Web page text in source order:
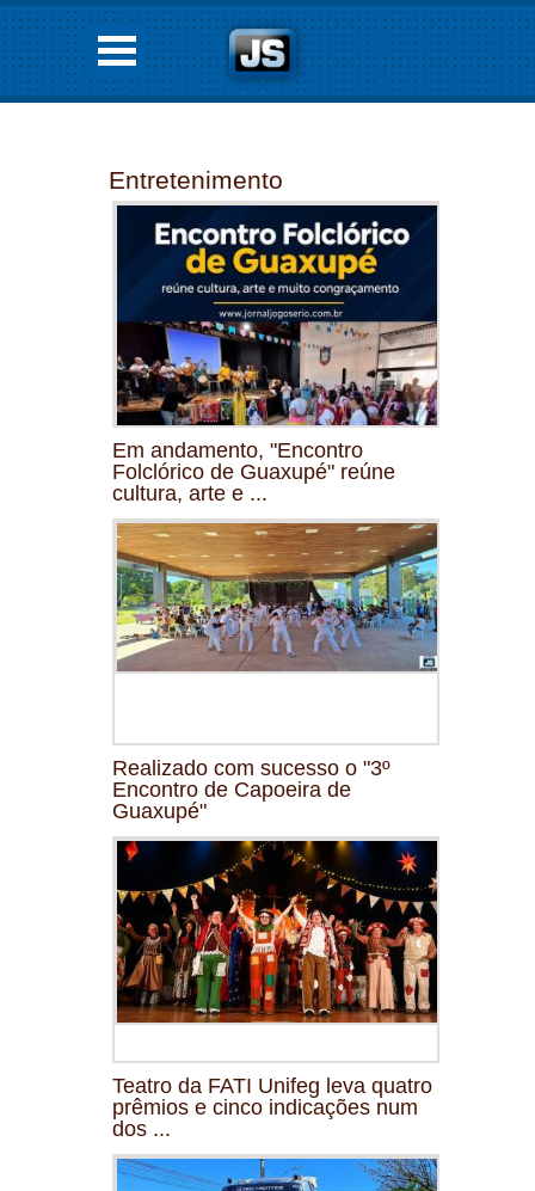
Entretenimento
Em andamento, "Encontro
Folclórico de Guaxupé" reúne
cultura, arte e ...
Realizado com sucesso o "3º
Encontro de Capoeira de
Guaxupé"
Teatro da FATI Unifeg leva quatro
prêmios e cinco indicações num
dos ...